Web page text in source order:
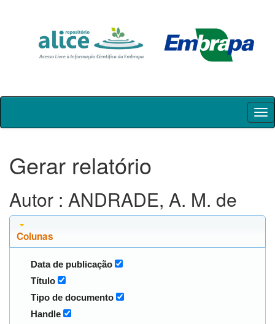
Skip
Gerar relatório
Autor : ANDRADE, A. M. de
Colunas
Data de publicação
Título
Tipo de documento
Handle